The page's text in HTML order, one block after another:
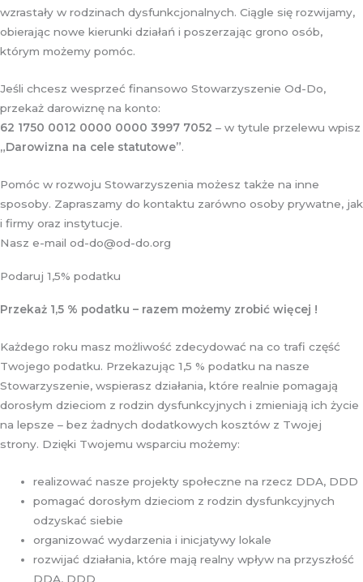
wzrastały w rodzinach dysfunkcjonalnych. Ciągle się rozwijamy,
obierając nowe kierunki działań i poszerzając grono osób,
którym możemy pomóc.
Jeśli chcesz wesprzeć finansowo Stowarzyszenie Od-Do,
przekaż darowiznę na konto:
62 1750 0012 0000 0000 3997 7052 – w tytule przelewu wpisz
„Darowizna na cele statutowe”.
Pomóc w rozwoju Stowarzyszenia możesz także na inne
sposoby. Zapraszamy do kontaktu zarówno osoby prywatne, jak
i firmy oraz instytucje.
Nasz e-mail od-do@od-do.org
Podaruj 1,5% podatku
Przekaż 1,5 % podatku – razem możemy zrobić więcej !
Każdego roku masz możliwość zdecydować na co trafi część
Twojego podatku. Przekazując 1,5 % podatku na nasze
Stowarzyszenie, wspierasz działania, które realnie pomagają
dorosłym dzieciom z rodzin dysfunkcyjnych i zmieniają ich życie
na lepsze – bez żadnych dodatkowych kosztów z Twojej
strony. Dzięki Twojemu wsparciu możemy:
realizować nasze projekty społeczne na rzecz DDA, DDD
pomagać dorosłym dzieciom z rodzin dysfunkcyjnych
odzyskać siebie
organizować wydarzenia i inicjatywy lokale
rozwijać działania, które mają realny wpływ na przyszłość
DDA, DDD